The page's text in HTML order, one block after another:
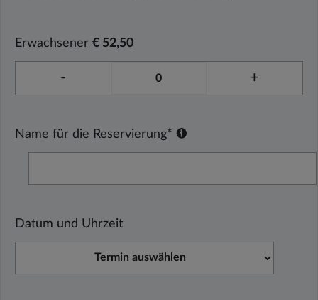
Erwachsener € 52,50
- +
Name für die Reservierung*
Datum und Uhrzeit